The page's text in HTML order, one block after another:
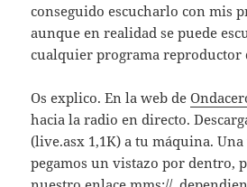
conseguido escucharlo con mis
aunque en realidad se puede
cualquier programa reproductor
Os explico. En la web de
hacia la radio en directo.
(live.asx 1,1K) a tu máquina. Una
pegamos un vistazo por dentro,